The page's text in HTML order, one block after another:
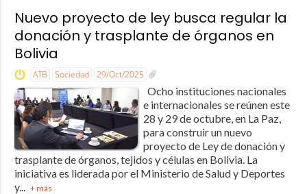
Nuevo proyecto de ley busca regular la
donación y trasplante de órganos en
Bolivia
ATB Sociedad 29/Oct/2025
Ocho instituciones nacionales
e internacionales se reúnen este
28 y 29 de octubre, en La Paz,
para construir un nuevo
proyecto de Ley de donación y
trasplante de órganos, tejidos y células en Bolivia. La
iniciativa es liderada por el Ministerio de Salud y Deportes
y... + más